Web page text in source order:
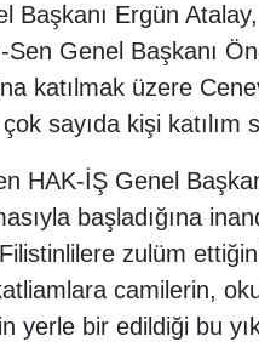
Başkanı Ergün
Sen Genel Başkanı
katılmak üzere
sayıda kişi katılım
HAK-İŞ Genel
başladığına
zulüm
camilerin,
yerle bir edildiği bu